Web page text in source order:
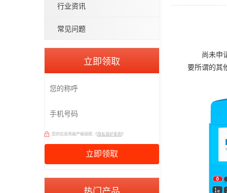
行业资讯
常见问题
立即领取
您的信息将被严格保密,《隐私保护条例》
尚未申请
要所谓的其